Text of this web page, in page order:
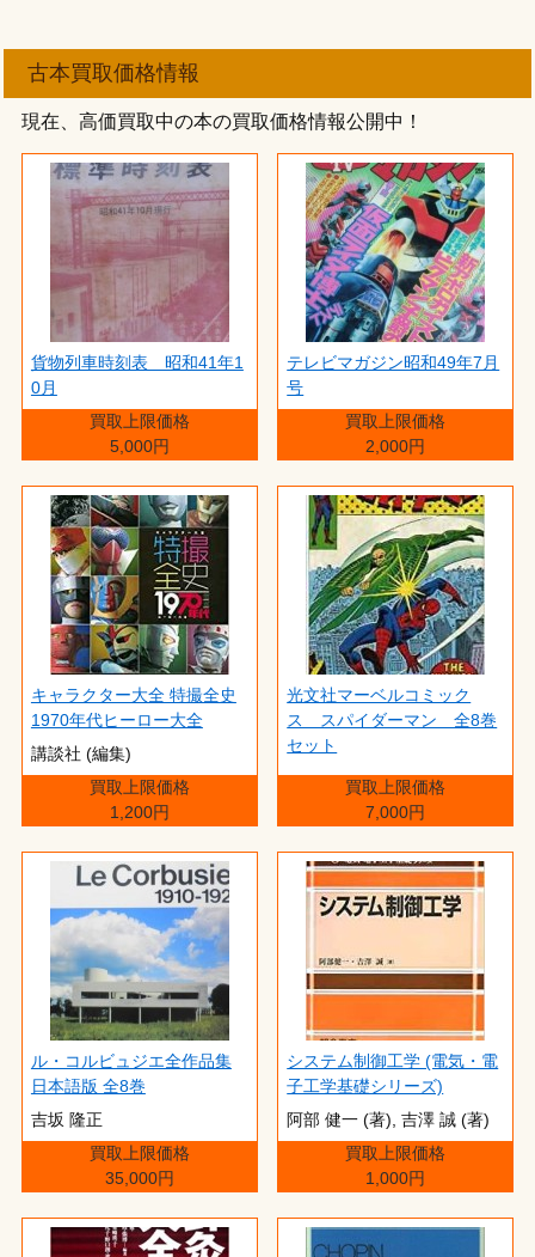
古本買取価格情報
現在、高価買取中の本の買取価格情報公開中！
貨物列車時刻表 昭和41年1
0月
買取上限価格
5,000円
テレビマガジン昭和49年7月
号
買取上限価格
2,000円
キャラクター大全 特撮全史
1970年代ヒーロー大全
講談社 (編集)
買取上限価格
1,200円
光文社マーベルコミック
ス スパイダーマン 全8巻
セット
買取上限価格
7,000円
ル・コルビュジエ全作品集
日本語版 全8巻
吉坂 隆正
買取上限価格
35,000円
システム制御工学 (電気・電
子工学基礎シリーズ)
阿部 健一 (著),‎ 吉澤 誠 (著)
買取上限価格
1,000円